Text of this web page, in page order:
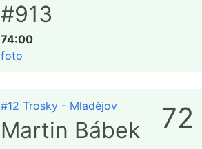
#913
74:00
foto
#12 Trosky - Mladějov
Martin Bábek
72